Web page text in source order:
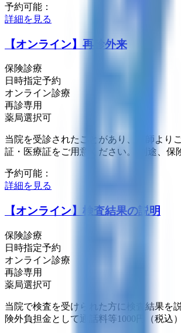
予約可能：
詳細を見る
【オンライン】再診外来
保険診療
日時指定予約
オンライン診療
再診専用
薬局選択可
当院を受診されたことがあり、医師より
証・医療証をご用意ください。 別途、保
予約可能：
詳細を見る
【オンライン】検査結果の説明
保険診療
日時指定予約
オンライン診療
再診専用
薬局選択可
当院で検査を受けられた方に検査結果を
険外負担金として通話料等1000円（税込